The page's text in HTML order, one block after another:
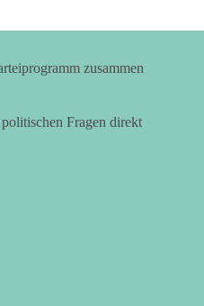
zusammen
Fragen direkt